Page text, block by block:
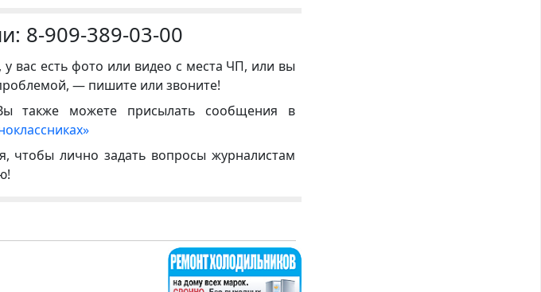
8-909-389-03-00
вас есть фото или видео с места ЧП, или вы
— пишите или звоните!
также можете присылать сообщения в
чтобы лично задать вопросы журналистам